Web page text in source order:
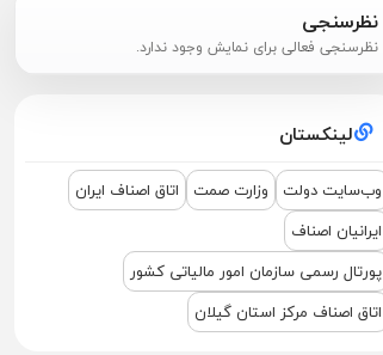
الکترونیک و رایانه رشت 1404
پیگیری جهت استقرار اعضای آسیب‌دیده در
مودیان (قانون ۱۴۰۴ )
2025
نظرسنجی
نظرسنجی فعالی برای نمایش وجود ندارد.
لینکستان
وب‌سایت دولت وزارت صمت اتاق اصناف ایران
ایرانیان اصناف
پورتال رسمی سازمان امور مالیاتی کشور
اتاق اصناف مرکز استان گیلان